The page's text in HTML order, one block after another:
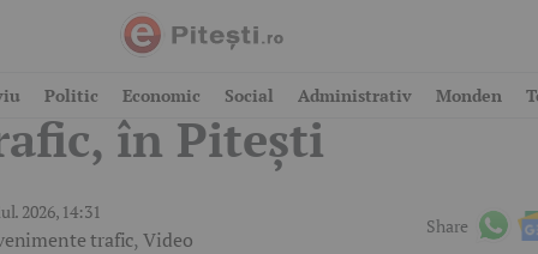
Politic Economic Social Administrativ Monden
de 68 de ani, grav
în Pitești
2026, 14:31
trafic,Video
Share